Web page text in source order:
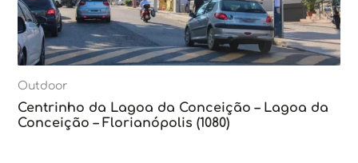
Outdoor
Centrinho da Lagoa da Conceição – Lagoa da
Conceição – Florianópolis (1080)